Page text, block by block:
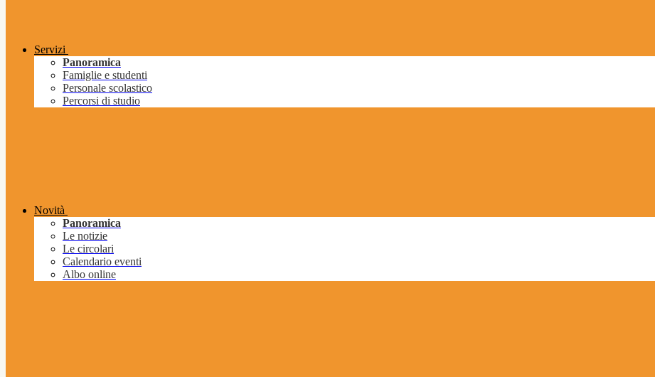
Servizi
Panoramica
Famiglie e studenti
Personale scolastico
Percorsi di studio
Novità
Panoramica
Le notizie
Le circolari
Calendario eventi
Albo online